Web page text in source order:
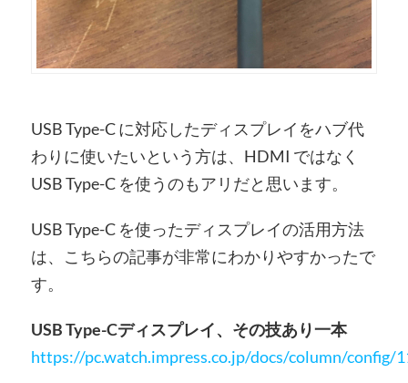
USB Type-C に対応したディスプレイをハブ代
わりに使いたいという方は、HDMI ではなく
USB Type-C を使うのもアリだと思います。
USB Type-C を使ったディスプレイの活用方法
は、こちらの記事が非常にわかりやすかったで
す。
USB Type-Cディスプレイ、その技あり一本
https://pc.watch.impress.co.jp/docs/column/config/